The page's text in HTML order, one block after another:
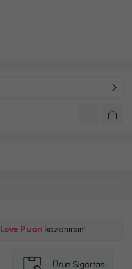
Love Puan kazanırsın!